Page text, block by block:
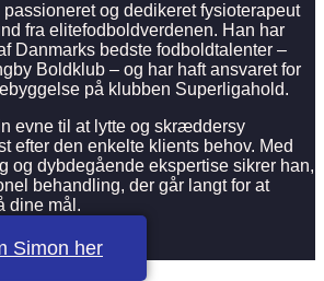
og dedikeret fysioterapeut
fra elitefodboldverdenen. Han har
Danmarks bedste fodboldtalenter –
Boldklub – og har haft ansvaret for
på klubben Superligahold.
evne til at lytte og skræddersy
efter den enkelte klients behov. Med
og dybdegående ekspertise sikrer han,
behandling, der går langt for at
dine mål.
Simon her